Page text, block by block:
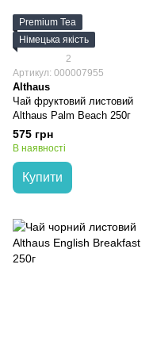
Premium Tea
Німецька якість
2
Артикул: 000007955
Althaus
Чай фруктовий листовий
Althaus Palm Beach 250г
575 грн
В наявності
Купити